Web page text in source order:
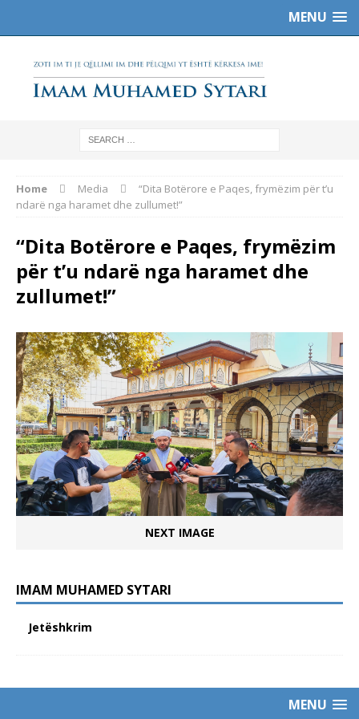
MENU
Home Media
“Dita Botërore e Paqes, frymëzim për t’u
ndarë nga haramet dhe zullumet!”
“Dita Botërore e Paqes, frymëzim
për t’u ndarë nga haramet dhe
zullumet!”
NEXT IMAGE
IMAM MUHAMED SYTARI
Jetëshkrim
MENU